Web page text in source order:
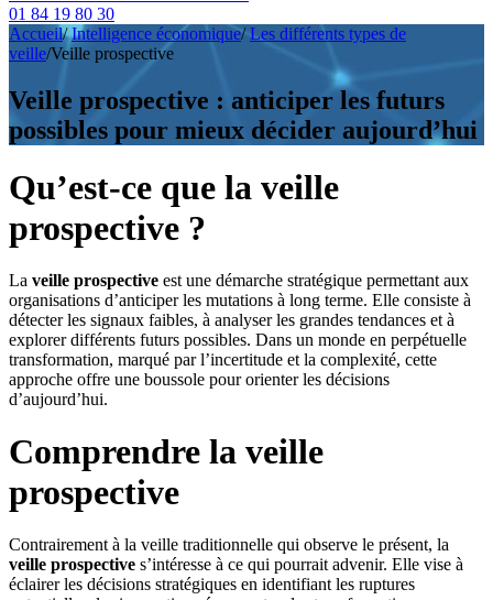
01 84 19 80 30
Accueil/ Intelligence économique/ Les différents types de
veille/Veille prospective
Veille prospective : anticiper les futurs
possibles pour mieux décider aujourd’hui
Qu’est-ce que la veille
prospective ?
La veille prospective est une démarche stratégique permettant aux
organisations d’anticiper les mutations à long terme. Elle consiste à
détecter les signaux faibles, à analyser les grandes tendances et à
explorer différents futurs possibles. Dans un monde en perpétuelle
transformation, marqué par l’incertitude et la complexité, cette
approche offre une boussole pour orienter les décisions
d’aujourd’hui.
Comprendre la veille
prospective
Contrairement à la veille traditionnelle qui observe le présent, la
veille prospective s’intéresse à ce qui pourrait advenir. Elle vise à
éclairer les décisions stratégiques en identifiant les ruptures